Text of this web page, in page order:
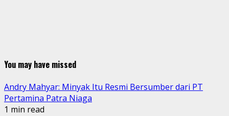
You may have missed
Andry Mahyar: Minyak Itu Resmi Bersumber dari PT
Pertamina Patra Niaga
1 min read